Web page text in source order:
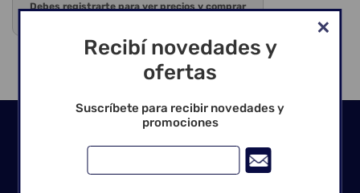
Debes registrarte para ver precios y comprar
Seguinos en las redes
Recibí novedades y
ofertas
Suscríbete para recibir novedades y
promociones